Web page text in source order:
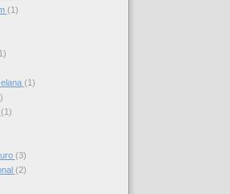
(1)
(1)
(1)
(3)
(2)